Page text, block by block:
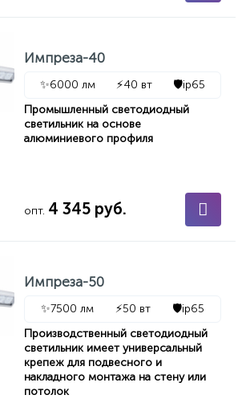
АКСЕССУАРЫ
Импреза-40
✨6000 лм ⚡40 вт 🛡️ip65
Промышленный светодиодный
светильник на основе
алюминиевого профиля
опт. 4 345 руб.
Импреза-50
✨7500 лм ⚡50 вт 🛡️ip65
Производственный светодиодный
светильник имеет универсальный
крепеж для подвесного и
накладного монтажа на стену или
потолок